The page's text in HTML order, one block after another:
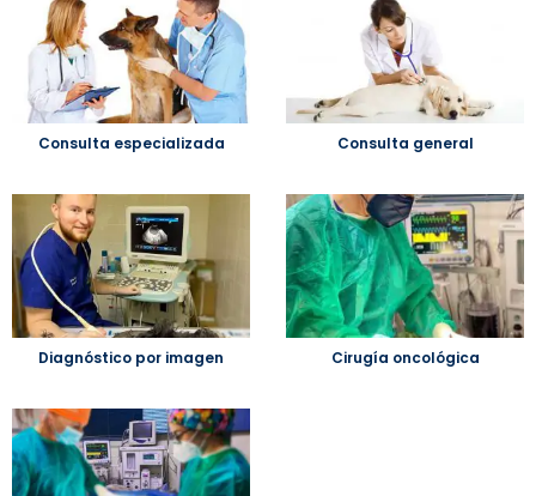
Consulta especializada Consulta general
Diagnóstico por imagen Cirugía oncológica